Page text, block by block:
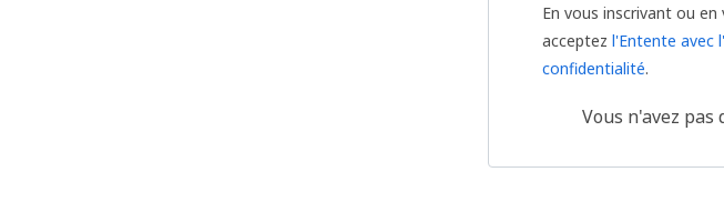
En vous inscrivant ou
acceptez l'Entente avec
confidentialité.
Vous n'avez pas